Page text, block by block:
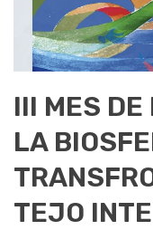
III MES DE
LA
TEJO